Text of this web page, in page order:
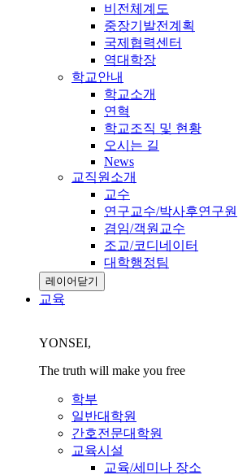
비전체계도
중장기발전계획
국제협력센터
역대학장
학교안내
학교소개
연혁
학교조직 및 현황
오시는 길
News
교직원소개
교수
연구교수/박사후연구원
겸임/객원교수
조교/코디네이터
대학행정팀
레이어닫기
교육
YONSEI,
The truth will make you free
학부
일반대학원
간호전문대학원
교육시설
교육/세미나 장소